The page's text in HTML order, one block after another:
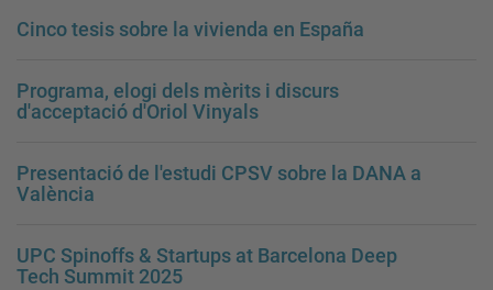
Cinco tesis sobre la vivienda en España
Programa, elogi dels mèrits i discurs
d'acceptació d'Oriol Vinyals
Presentació de l'estudi CPSV sobre la DANA a
València
UPC Spinoffs & Startups at Barcelona Deep
Tech Summit 2025